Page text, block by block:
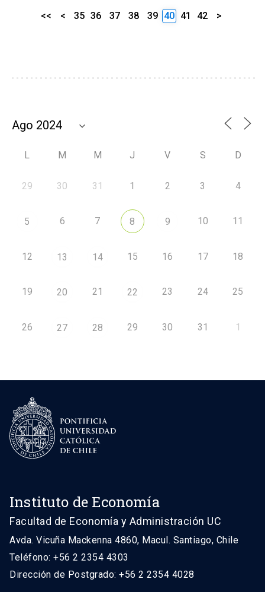
<< < 35 36 37 38 39 40 41 42 >
L M M J V S D
29 30 31 1 2 3 4
5 6 7 8 9 10 11
12 13 14 15 16 17 18
19 20 21 22 23 24 25
26 27 28 29 30 31 1
Instituto de Economía
Facultad de Economía y Administración UC
Avda. Vicuña Mackenna 4860, Macul. Santiago, Chile
Teléfono: +56 2 2354 4303
Dirección de Postgrado: +56 2 2354 4028